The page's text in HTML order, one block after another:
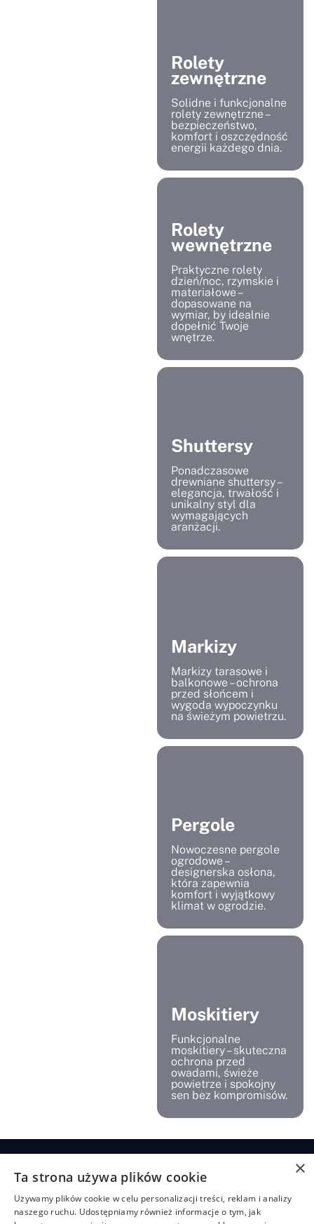
Rolety
zewnętrzne
Solidne i funkcjonalne
rolety zewnętrzne –
bezpieczeństwo,
komfort i oszczędność
energii każdego dnia.
Rolety
wewnętrzne
Praktyczne rolety
dzień/noc, rzymskie i
materiałowe –
dopasowane na
wymiar, by idealnie
dopełnić Twoje
wnętrze.
Shuttersy
Ponadczasowe
drewniane shuttersy –
elegancja, trwałość i
unikalny styl dla
wymagających
aranżacji.
Markizy
Markizy tarasowe i
balkonowe – ochrona
przed słońcem i
wygoda wypoczynku
na świeżym powietrzu.
Pergole
Nowoczesne pergole
ogrodowe –
designerska osłona,
która zapewnia
komfort i wyjątkowy
klimat w ogrodzie.
Moskitiery
Funkcjonalne
moskitiery – skuteczna
ochrona przed
owadami, świeże
powietrze i spokojny
sen bez kompromisów.
+48
507
Żaluzje
Żaluzje
bambusowe
Rolety
Rolety
dzień/noc
Pozostałe
Shuttersy
Markizy
Strona
główna
linki
Polityka
×
Ta strona używa plików cookie
Używamy plików cookie w celu personalizacji treści, reklam i analizy
naszego ruchu. Udostępniamy również informacje o tym, jak